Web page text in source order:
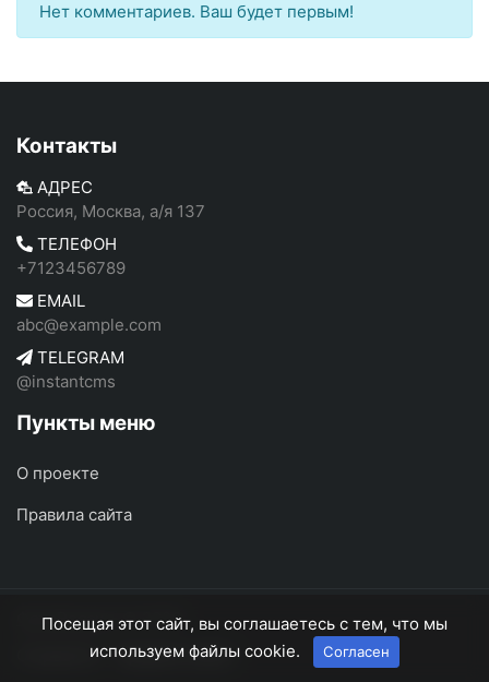
Нет комментариев. Ваш будет первым!
Контакты
АДРЕС
Россия, Москва, а/я 137
ТЕЛЕФОН
+7123456789
EMAIL
abc@example.com
TELEGRAM
@instantcms
Пункты меню
О проекте
Правила сайта
ФотоРоссия © 2026
О проекте
Правила сайта
Посещая этот сайт, вы соглашаетесь с тем, что мы
используем файлы cookie.
Согласен